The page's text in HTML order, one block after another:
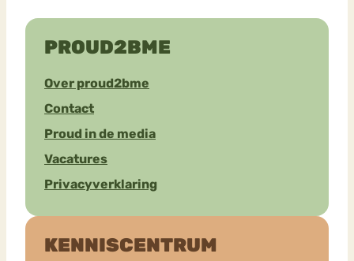
PROUD2BME
Over proud2bme
Contact
Proud in de media
Vacatures
Privacyverklaring
KENNISCENTRUM